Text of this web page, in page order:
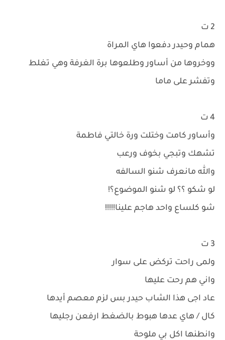
2 ت
همام وحيدر دفعوا هاي المراة
ووخروها من أساور وطلعوها برة الغرفة وهي تغلط
وتفشر على ماما
4 ت
وأساور كامت وختلت ورة خالتي فاطمة
تشهك وتبجي بخوف ورعب
والله مانعرف شنو السالفه
لو شكو ؟؟ لو شنو الموضوع؟!
شو كلساع واحد هاجم علينا!!!!!
3 ت
ولمى راحت تركض على سوار
واني هم رحت عليها
عاد اجى هذا الشاب حيدر بس لزم معصم أيدها
كال / هاي عدها هبوط بالضغط ارفعن رجليها
وانطنها اكل بي ملوحة